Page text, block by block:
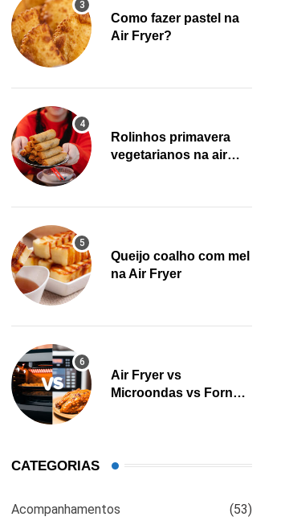
Como fazer pastel na
Air Fryer?
Rolinhos primavera
vegetarianos na air
Queijo coalho com mel
na Air Fryer
Air Fryer vs
Microondas vs Forno:
CATEGORIAS
Acompanhamentos (53)